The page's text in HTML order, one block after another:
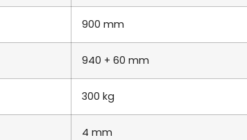
900 mm
940 + 60 mm
300 kg
4 mm